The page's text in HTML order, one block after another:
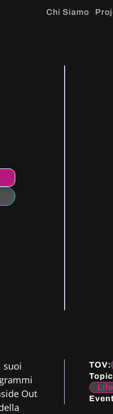
Chi Siamo
suoi
Out
TOV: